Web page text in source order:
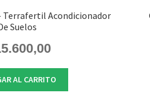
Terrafertil Acondicionador
Suelos
AL CARRITO